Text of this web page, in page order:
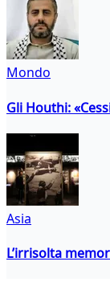
Mondo
Gli Houthi:
Asia
L’irrisolta